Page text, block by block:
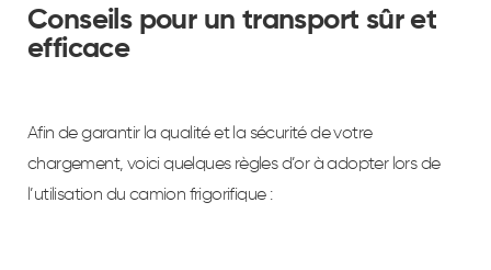
Conseils pour un transport sûr et
efficace
Afin de garantir la qualité et la sécurité de votre
chargement, voici quelques règles d’or à adopter lors de
l’utilisation du camion frigorifique :